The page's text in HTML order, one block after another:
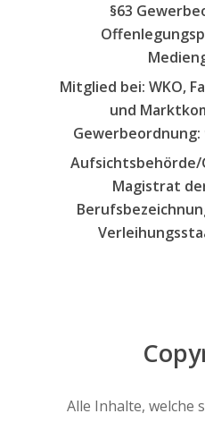
§63
Mitglied bei: WKO,
und
Gewerbeordnung:
Magistrat
Alle Inhalte, welche